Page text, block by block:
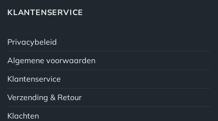
KLANTENSERVICE
Privacybeleid
Algemene voorwaarden
Klantenservice
Verzending & Retour
Klachten